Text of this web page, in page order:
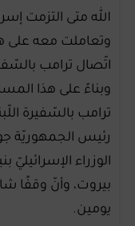
الله متى التزمت
وتعاملت معه على
اتّصال ترامب
وبناءً على هذا
ترامب بالسّفيرة
رئيس الجمهوريّة
الوزراء الإسرائيليّ
بيروت، وأنّ وقفًا
يومين.